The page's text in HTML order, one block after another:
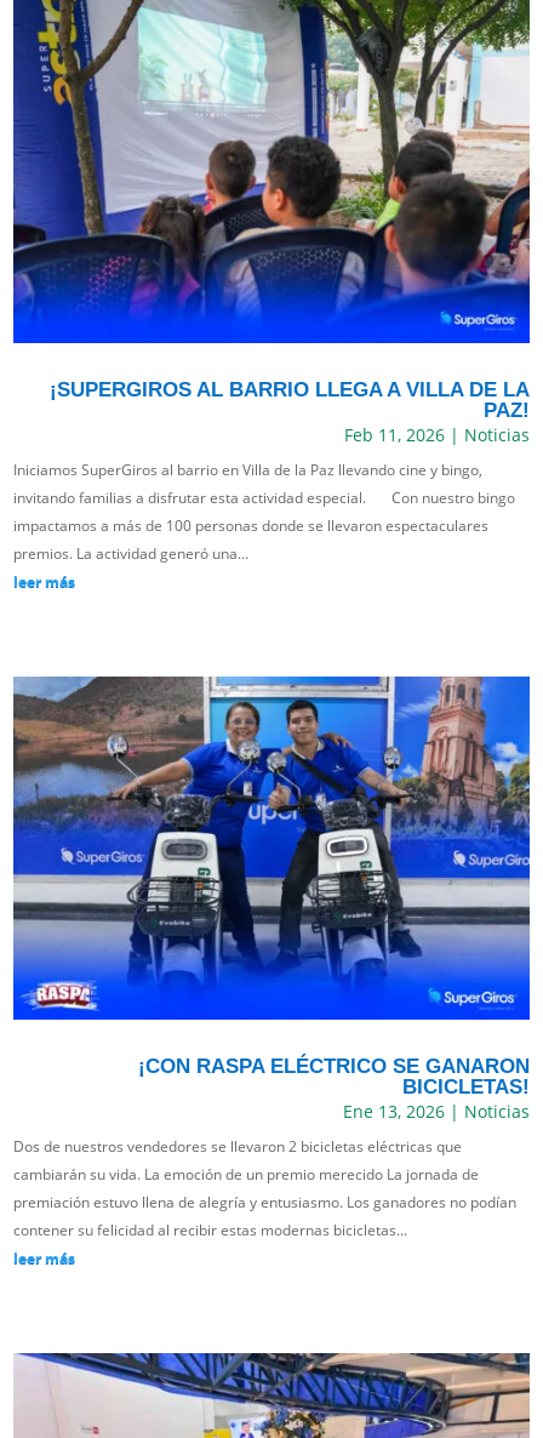
¡SUPERGIROS AL BARRIO LLEGA A VILLA DE LA
PAZ!
Feb 11, 2026| Noticias
Iniciamos SuperGiros al barrio en Villa de la Paz llevando cine y bingo,
invitando familias a disfrutar esta actividad especial. Con nuestro bingo
impactamos a más de 100 personas donde se llevaron espectaculares
premios. La actividad generó una...
leer más
¡CON RASPA ELÉCTRICO SE GANARON
BICICLETAS!
Ene 13, 2026| Noticias
Dos de nuestros vendedores se llevaron 2 bicicletas eléctricas que
cambiarán su vida. La emoción de un premio merecido La jornada de
premiación estuvo llena de alegría y entusiasmo. Los ganadores no podían
contener su felicidad al recibir estas modernas bicicletas...
leer más